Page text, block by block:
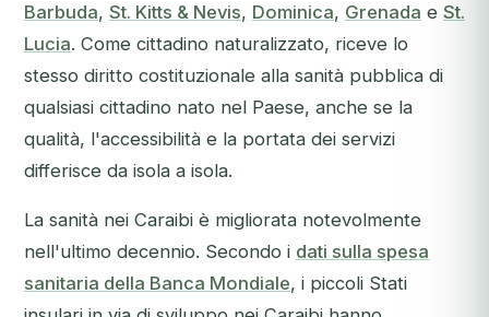
Barbuda, St. Kitts & Nevis, Dominica, Grenada e St.
Lucia. Come cittadino naturalizzato, riceve lo
stesso diritto costituzionale alla sanità pubblica di
qualsiasi cittadino nato nel Paese, anche se la
qualità, l'accessibilità e la portata dei servizi
differisce da isola a isola.
La sanità nei Caraibi è migliorata notevolmente
nell'ultimo decennio. Secondo i dati sulla spesa
sanitaria della Banca Mondiale, i piccoli Stati